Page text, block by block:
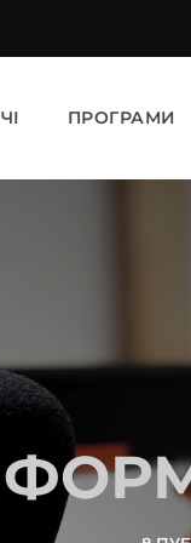
ПРОГРАМИ